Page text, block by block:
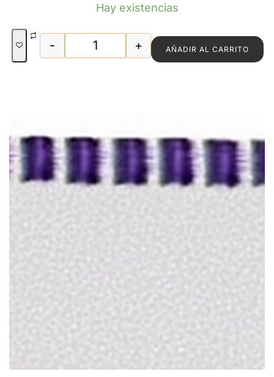
Hay existencias
CABEZADA BIC. MARRON/BLANCA
- + AÑADIR AL CARRITO